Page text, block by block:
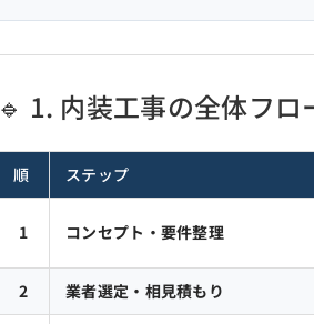
🔹 1. 内装工事の全体フロ
順 ステップ
1 コンセプト・要件整理
2 業者選定・相見積もり